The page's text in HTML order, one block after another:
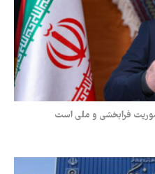
فرابخشی و ملی است